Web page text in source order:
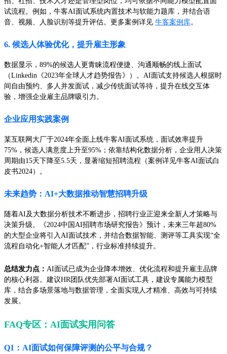
试流程。例如，牛客AI面试系统内置技术与软能力题库，并结合语
音、视频、人脸识别等提升评估。更多案例详见 牛客案例库。
6. 候选人体验优化，提升雇主形象
数据显示，89%的候选人更青睐流程便捷、沟通顺畅的线上面试
（Linkedin《2023年全球人才趋势报告》）。AI面试支持候选人根据时
间自由预约、多人并发面试，减少传统面试等待，提升在线交互体
验，增强企业雇主品牌吸引力。
企业应用实践案例
某互联网大厂于2024年全面上线牛客AI面试系统，面试效率提升
75%，候选人满意度上升至95%；依靠结构化数据分析，企业用人决策
周期由15天下降至5.5天，显著缩短招聘流程（案例详见牛客AI面试白
皮书2024）。
未来趋势：AI+大数据推动智慧招聘升级
随着AI及大数据分析技术不断进步，招聘行业正迎来全新人才策略与
决策升级。《2024中国AI招聘市场研究报告》预计，未来三年超80%
的大型企业将引入AI面试技术，并结合数据智能、测评等工具实现“全
流程自动化+智能人才匹配”，行业标准持续提升。
总结发力点： AI面试已成为企业降本增效、优化流程和提升雇主品牌
的核心利器。建议HR团队优先部署AI面试工具，建设专属能力模型
库，结合多场景落地与数据管理，全面实现人才精准、高效与可持续
发展。
FAQ专区：AI面试实用问答
Q1：AI面试如何保障评测的公平与合规？